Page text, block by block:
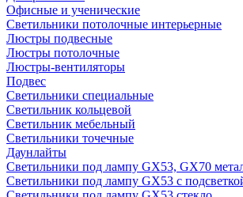
Офисные и ученические
Светильники потолочные интерьерные
Люстры подвесные
Люстры потолочные
Люстры-вентиляторы
Подвес
Светильники специальные
Светильник кольцевой
Светильник мебельный
Светильники точечные
Даунлайты
Светильники под лампу GX53, GX70
Светильники под лампу GX53 с